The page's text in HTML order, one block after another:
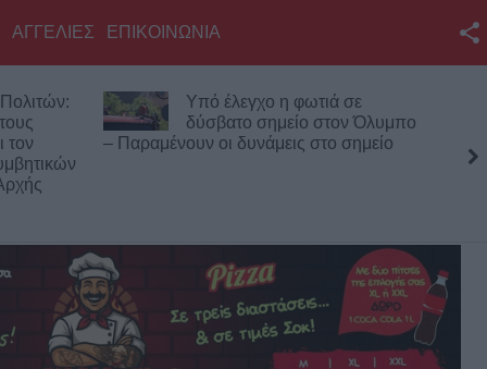
Twitter
YouTube
RSS
Επικοινωνία με το
KarditsaLive.Net
ΑΓΓΕΛΙΕΣ ΕΠΙΚΟΙΝΩΝΙΑ
Υπό έλεγχο η φωτιά σε
δύσβατο σημείο στον Όλυμπο
οι δυνάμεις στο σημείο